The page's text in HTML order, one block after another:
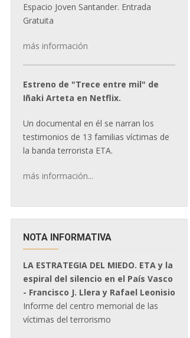
Espacio Joven Santander. Entrada
Gratuita
más información
Estreno de "Trece entre mil" de
Iñaki Arteta en Netflix.
Un documental en él se narran los
testimonios de 13 familias víctimas de
la banda terrorista ETA.
más información...
NOTA INFORMATIVA
LA ESTRATEGIA DEL MIEDO. ETA y la
espiral del silencio en el País Vasco
- Francisco J. Llera y Rafael Leonisio
Informe del centro memorial de las
víctimas del terrorismo